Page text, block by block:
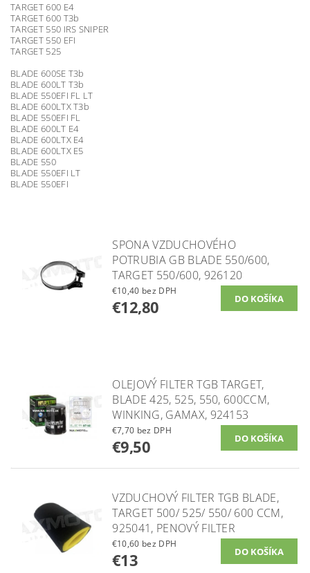
TARGET 600 E4
TARGET 600 T3b
TARGET 550 IRS SNIPER
TARGET 550 EFI
TARGET 525
BLADE 600SE T3b
BLADE 600LT T3b
BLADE 550EFI FL LT
BLADE 600LTX T3b
BLADE 550EFI FL
BLADE 600LT E4
BLADE 600LTX E4
BLADE 600LTX E5
BLADE 550
BLADE 550EFI LT
BLADE 550EFI
SPONA VZDUCHOVÉHO
POTRUBIA GB BLADE 550/600,
TARGET 550/600, 926120
€10,40 bez DPH
€12,80
OLEJOVÝ FILTER TGB TARGET,
BLADE 425, 525, 550, 600CCM,
WINKING, GAMAX, 924153
€7,70 bez DPH
€9,50
VZDUCHOVÝ FILTER TGB BLADE,
TARGET 500/ 525/ 550/ 600 CCM,
925041, PENOVÝ FILTER
€10,60 bez DPH
€13